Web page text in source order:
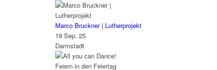
Marco Bruckner | Lutherprojekt
19 Sep. 25
Darmstadt